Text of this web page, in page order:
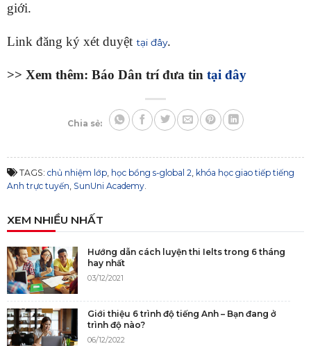
giới.
Link đăng ký xét duyệt tại đây.
>> Xem thêm: Báo Dân trí đưa tin tại đây
Chia sẻ:
TAGS: chủ nhiệm lớp học bổng s-global 2 khóa học giao tiếp tiếng
Anh trực tuyến SunUni Academy
XEM NHIỀU NHẤT
Hướng dẫn cách luyện thi Ielts trong 6 tháng
hay nhất
03/12/2021
Giới thiệu 6 trình độ tiếng Anh – Bạn đang ở
trình độ nào?
06/12/2022